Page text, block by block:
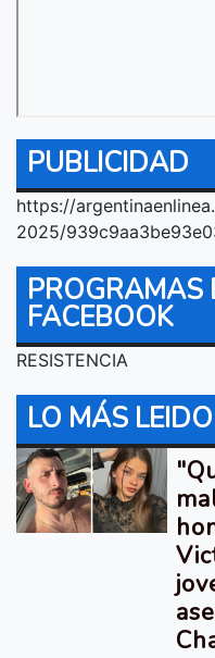
PUBLICIDAD
https://
2025/
PROGRAMAS
FACEBOOK
RESISTENCIA
LO MÁS